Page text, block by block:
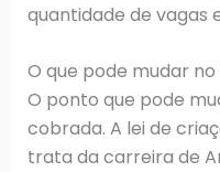
quantidade de vagas
O que pode mudar
O ponto que pode
cobrada. A lei de
trata da carreira de